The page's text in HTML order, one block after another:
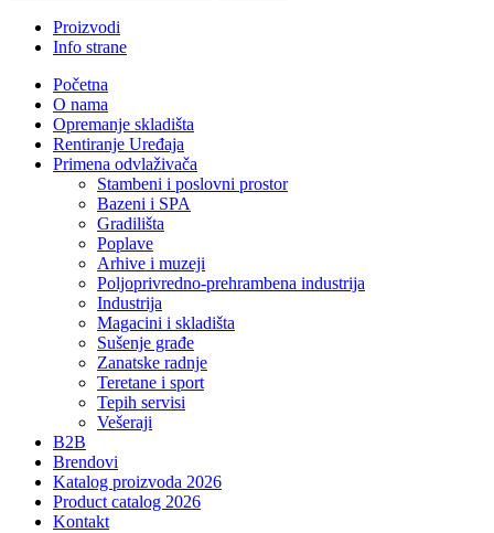
Proizvodi
Info strane
Početna
O nama
Opremanje skladišta
Rentiranje Uređaja
Primena odvlaživača
Stambeni i poslovni prostor
Bazeni i SPA
Gradilišta
Poplave
Arhive i muzeji
Poljoprivredno-prehrambena industrija
Industrija
Magacini i skladišta
Sušenje građe
Zanatske radnje
Teretane i sport
Tepih servisi
Vešeraji
B2B
Brendovi
Katalog proizvoda 2026
Product catalog 2026
Kontakt